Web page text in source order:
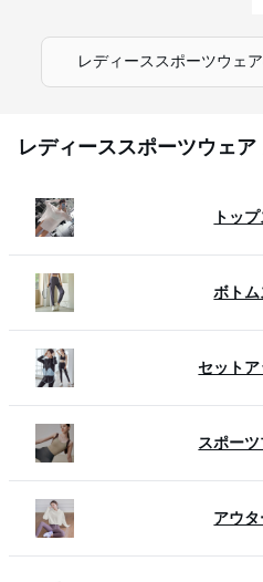
レディーススポーツウェア
レディーススポーツウェ
トップ
ボトム
セット
スポーツ
アウタ